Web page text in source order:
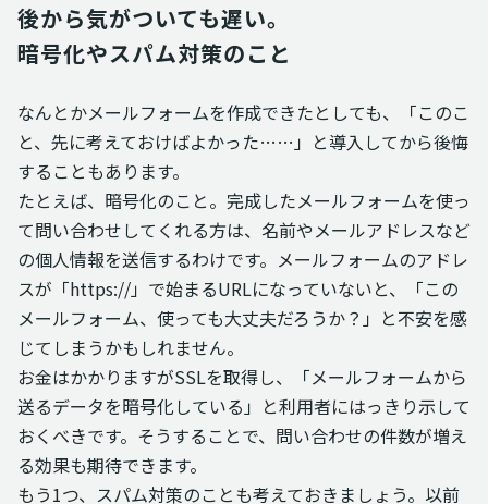
後から気がついても遅い。
暗号化やスパム対策のこと
なんとかメールフォームを作成できたとしても、「このこ
と、先に考えておけばよかった……」と導入してから後悔
することもあります。
たとえば、暗号化のこと。完成したメールフォームを使っ
て問い合わせしてくれる方は、名前やメールアドレスなど
の個人情報を送信するわけです。メールフォームのアドレ
スが「https://」で始まるURLになっていないと、「この
メールフォーム、使っても大丈夫だろうか？」と不安を感
じてしまうかもしれません。
お金はかかりますがSSLを取得し、「メールフォームから
送るデータを暗号化している」と利用者にはっきり示して
おくべきです。そうすることで、問い合わせの件数が増え
る効果も期待できます。
もう1つ、スパム対策のことも考えておきましょう。以前